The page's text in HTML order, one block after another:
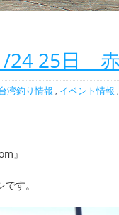
24 25日
湾釣り情報 , イベント情報 ,
』
す。